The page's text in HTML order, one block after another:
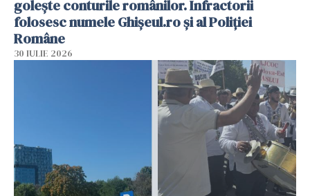
golește conturile românilor. Infractorii
folosesc numele Ghișeul.ro și al Poliției
Române
30 IULIE 2026